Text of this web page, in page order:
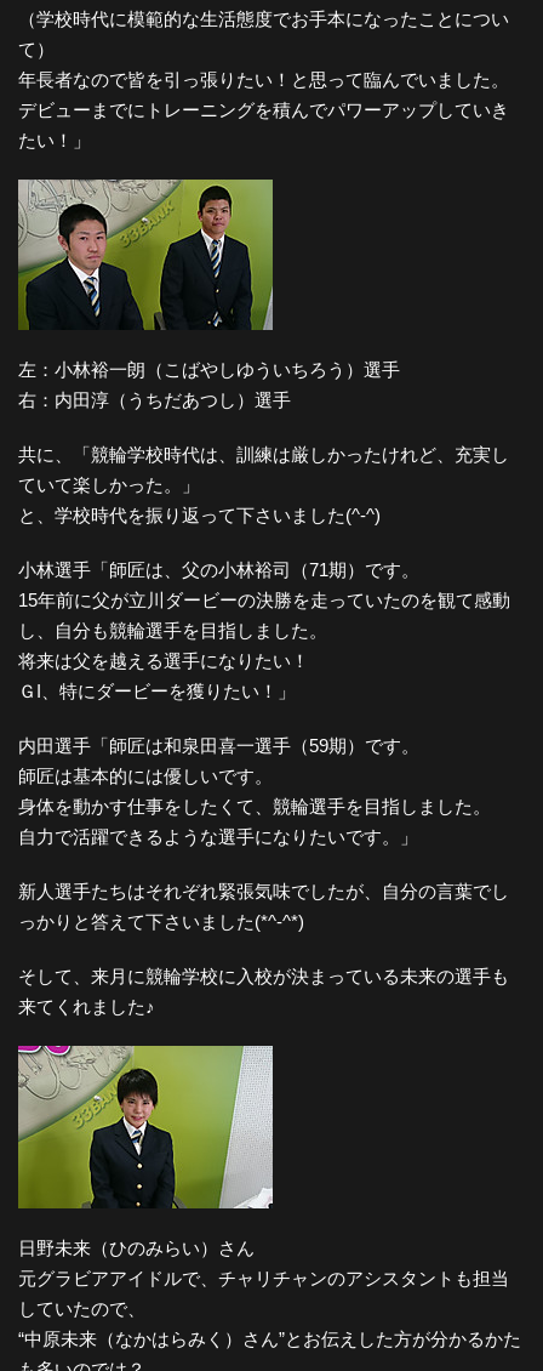
（学校時代に模範的な生活態度でお手本になったことについ
て）
年長者なので皆を引っ張りたい！と思って臨んでいました。
デビューまでにトレーニングを積んでパワーアップしていき
たい！」
左：小林裕一朗（こばやしゆういちろう）選手
右：内田淳（うちだあつし）選手
共に、「競輪学校時代は、訓練は厳しかったけれど、充実し
ていて楽しかった。」
と、学校時代を振り返って下さいました(^-^)
小林選手「師匠は、父の小林裕司（71期）です。
15年前に父が立川ダービーの決勝を走っていたのを観て感動
し、自分も競輪選手を目指しました。
将来は父を越える選手になりたい！
ＧI、特にダービーを獲りたい！」
内田選手「師匠は和泉田喜一選手（59期）です。
師匠は基本的には優しいです。
身体を動かす仕事をしたくて、競輪選手を目指しました。
自力で活躍できるような選手になりたいです。」
新人選手たちはそれぞれ緊張気味でしたが、自分の言葉でし
っかりと答えて下さいました(*^-^*)
そして、来月に競輪学校に入校が決まっている未来の選手も
来てくれました♪
日野未来（ひのみらい）さん
元グラビアアイドルで、チャリチャンのアシスタントも担当
していたので、
“中原未来（なかはらみく）さん”とお伝えした方が分かるかた